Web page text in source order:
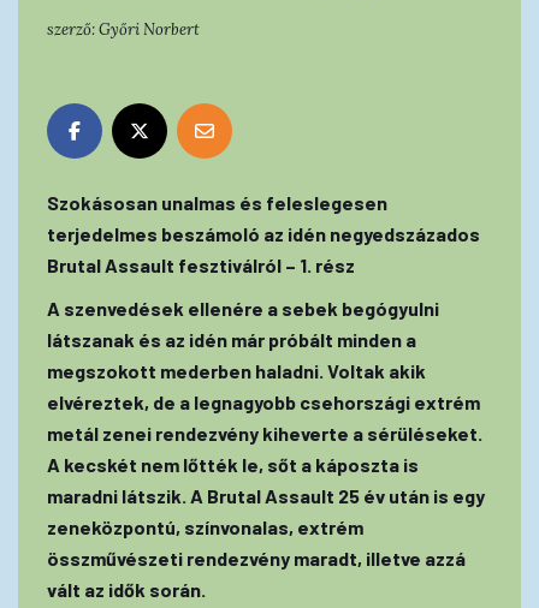
szerző:Győri Norbert
Szokásosan unalmas és feleslegesen
terjedelmes beszámoló az idén negyedszázados
Brutal Assault fesztiválról – 1. rész
A szenvedések ellenére a sebek begógyulni
látszanak és az idén már próbált minden a
megszokott mederben haladni. Voltak akik
elvéreztek, de a legnagyobb csehországi extrém
metál zenei rendezvény kiheverte a sérüléseket.
A kecskét nem lőtték le, sőt a káposzta is
maradni látszik. A Brutal Assault 25 év után is egy
zeneközpontú, színvonalas, extrém
összművészeti rendezvény maradt, illetve azzá
vált az idők során.